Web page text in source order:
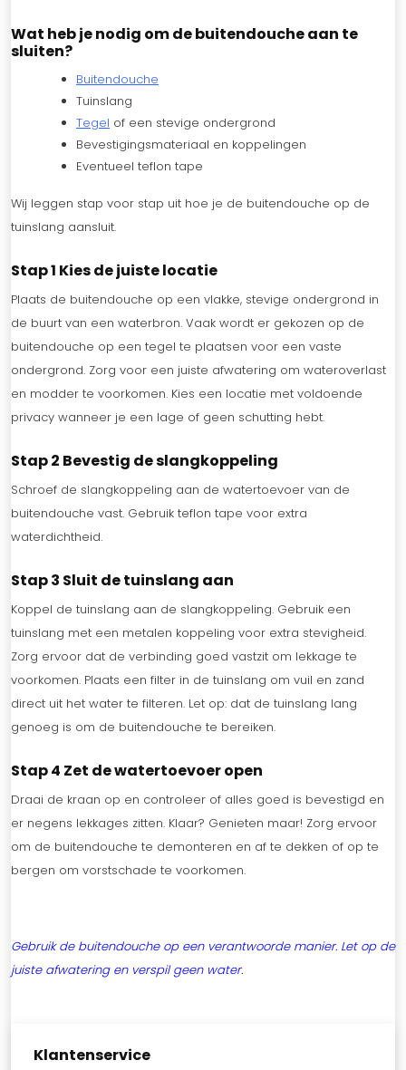
Klantenservice
Wat heb je nodig om de buitendouche aan te
sluiten?
Buitendouche
Tuinslang
Tegel of een stevige ondergrond
Bevestigingsmateriaal en koppelingen
Eventueel teflon tape
Wij leggen stap voor stap uit hoe je de buitendouche op de
tuinslang aansluit.
Stap 1 Kies de juiste locatie
Plaats de buitendouche op een vlakke, stevige ondergrond in
de buurt van een waterbron. Vaak wordt er gekozen op de
buitendouche op een tegel te plaatsen voor een vaste
ondergrond. Zorg voor een juiste afwatering om wateroverlast
en modder te voorkomen. Kies een locatie met voldoende
privacy wanneer je een lage of geen schutting hebt.
Stap 2 Bevestig de slangkoppeling
Schroef de slangkoppeling aan de watertoevoer van de
buitendouche vast. Gebruik teflon tape voor extra
waterdichtheid.
Stap 3 Sluit de tuinslang aan
Koppel de tuinslang aan de slangkoppeling. Gebruik een
tuinslang met een metalen koppeling voor extra stevigheid.
Zorg ervoor dat de verbinding goed vastzit om lekkage te
voorkomen. Plaats een filter in de tuinslang om vuil en zand
direct uit het water te filteren. Let op: dat de tuinslang lang
genoeg is om de buitendouche te bereiken.
Stap 4 Zet de watertoevoer open
Draai de kraan op en controleer of alles goed is bevestigd en
er negens lekkages zitten. Klaar? Genieten maar! Zorg ervoor
om de buitendouche te demonteren en af te dekken of op te
bergen om vorstschade te voorkomen.
Gebruik de buitendouche op een verantwoorde manier. Let op de
juiste afwatering en verspil geen water.